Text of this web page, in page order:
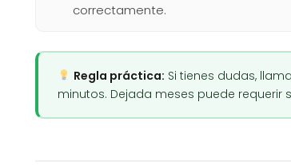
correctamente.
Regla práctica: Si tienes dudas,
minutos. Dejada meses puede requerir